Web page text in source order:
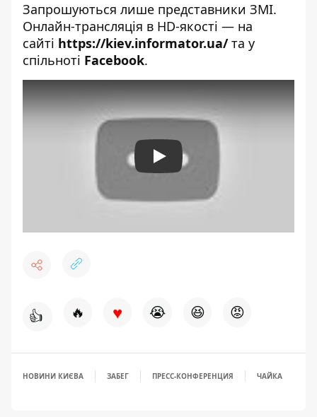
Запрошуються лише представники ЗМІ.
Онлайн-трансляція в HD-якості — на
сайті https://kiev.informator.ua/та у
спільноті Facebook.
Play
👍 🔥 ♥ 😭 😆 😡
НОВИНИ КИЄВА ЗАБЕГ ПРЕСС-КОНФЕРЕНЦИЯ ЧАЙКА